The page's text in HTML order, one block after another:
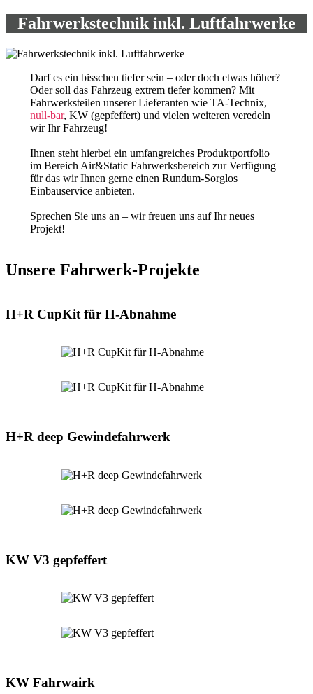
Fahrwerkstechnik inkl. Luftfahrwerke
Darf es ein bisschen tiefer sein – oder doch etwas höher?
Oder soll das Fahrzeug extrem tiefer kommen? Mit
Fahrwerksteilen unserer Lieferanten wie TA-Technix,
null-bar, KW (gepfeffert) und vielen weiteren veredeln
wir Ihr Fahrzeug!
Ihnen steht hierbei ein umfangreiches Produktportfolio
im Bereich Air&Static Fahrwerksbereich zur Verfügung
für das wir Ihnen gerne einen Rundum-Sorglos
Einbauservice anbieten.
Sprechen Sie uns an – wir freuen uns auf Ihr neues
Projekt!
Unsere Fahrwerk-Projekte
H+R CupKit für H-Abnahme
H+R deep Gewindefahrwerk
KW V3 gepfeffert
KW Fahrwairk